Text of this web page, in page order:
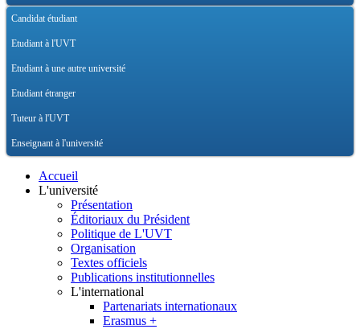
Candidat étudiant
Etudiant à l'UVT
Etudiant à une autre université
Etudiant étranger
Tuteur à l'UVT
Enseignant à l'université
Accueil
L'université
Présentation
Éditoriaux du Président
Politique de L'UVT
Organisation
Textes officiels
Publications institutionnelles
L'international
Partenariats internationaux
Erasmus +